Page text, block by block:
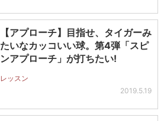
【アプローチ】目指せ、タイガーみ
たいなカッコいい球。第4弾「スピ
ンアプローチ」が打ちたい!
レッスン
2019.5.19